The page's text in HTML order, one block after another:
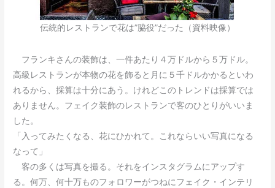
伝統的レストランで花は”脇役”だった（資料映像）
フランキさんの装飾は、一件あたり４万ドルから５万ドル。
高級レストランが本物の花を飾ると月に５千ドルかかるといわ
れるから、採算は十分にあう。けれどこのトレンドは採算では
ありません。フェイク装飾のレストランで客のひとりがいいま
した。
「入ってみたくなる、花にひかれて。これならいい写真になる
なって」
客の多くは写真を撮る。それをインスタグラムにアップす
る。何万、何十万ものフォロワーがつねにフェイク・インテリ